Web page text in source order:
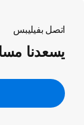
اتصل بفيليبس
يسعدنا